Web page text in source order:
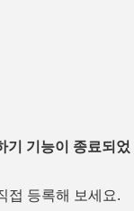
기 기능이 종료되었
접 등록해 보세요.